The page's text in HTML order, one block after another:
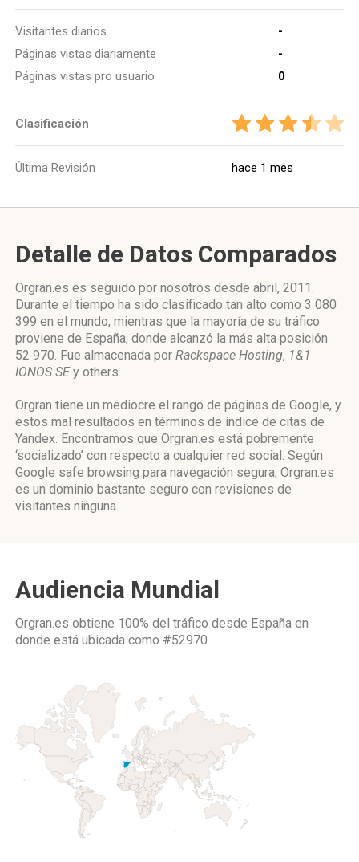
Visitantes diarios
-
Páginas vistas diariamente
-
Páginas vistas pro usuario
0
Clasificación
Última Revisión hace 1 mes
Detalle de Datos Comparados
Orgran.es es seguido por nosotros desde abril, 2011.
Durante el tiempo ha sido clasificado tan alto como 3 080
399 en el mundo, mientras que la mayoría de su tráfico
proviene de España, donde alcanzó la más alta posición
52 970. Fue almacenada por Rackspace Hosting, 1&1
IONOS SEy others.
Orgran tiene un mediocre el rango de páginas de Google, y
estos mal resultados en términos de índice de citas de
Yandex. Encontramos que Orgran.es está pobremente
‘socializado’ con respecto a cualquier red social. Según
Google safe browsing para navegación segura, Orgran.es
es un dominio bastante seguro con revisiones de
visitantes ninguna.
Audiencia Mundial
Orgran.es obtiene 100% del tráfico desde España en
donde está ubicada como #52970.